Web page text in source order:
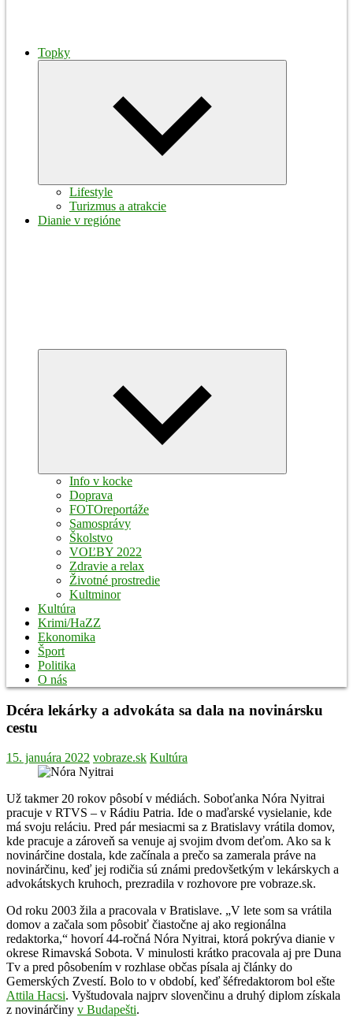
Topky
Lifestyle
Turizmus a atrakcie
Dianie v regióne
Info v kocke
Doprava
FOTOreportáže
Samosprávy
Školstvo
VOĽBY 2022
Zdravie a relax
Životné prostredie
Kultminor
Kultúra
Krimi/HaZZ
Ekonomika
Šport
Politika
O nás
Dcéra lekárky a advokáta sa dala na novinársku
cestu
15. januára 2022 vobraze.sk Kultúra
Už takmer 20 rokov pôsobí v médiách. Soboťanka Nóra Nyitrai
pracuje v RTVS – v Rádiu Patria. Ide o maďarské vysielanie, kde
má svoju reláciu. Pred pár mesiacmi sa z Bratislavy vrátila domov,
kde pracuje a zároveň sa venuje aj svojim dvom deťom. Ako sa k
novinárčine dostala, kde začínala a prečo sa zamerala práve na
novinárčinu, keď jej rodičia sú známi predovšetkým v lekárskych a
advokátskych kruhoch, prezradila v rozhovore pre vobraze.sk.
Od roku 2003 žila a pracovala v Bratislave. „V lete som sa vrátila
domov a začala som pôsobiť čiastočne aj ako regionálna
redaktorka,“ hovorí 44-ročná Nóra Nyitrai, ktorá pokrýva dianie v
okrese Rimavská Sobota. V minulosti krátko pracovala aj pre Duna
Tv a pred pôsobením v rozhlase občas písala aj články do
Gemerských Zvestí. Bolo to v období, keď šéfredaktorom bol ešte
Attila Hacsi. Vyštudovala najprv slovenčinu a druhý diplom získala
z novinárčiny v Budapešti.